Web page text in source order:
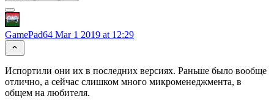
GamePad64 Mar 1 2019 at 12:29
Испортили они их в последних версиях. Раньше было вообще
отлично, а сейчас слишком много микроменеджмента, в
общем на любителя.